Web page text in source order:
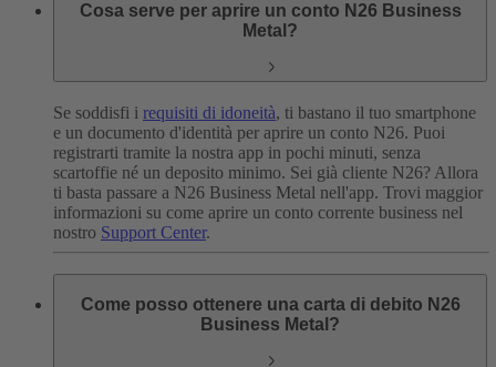
Cosa serve per aprire un conto N26 Business
Metal?
Se soddisfi i requisiti di idoneità, ti bastano il tuo smartphone
e un documento d'identità per aprire un conto N26. Puoi
registrarti tramite la nostra app in pochi minuti, senza
scartoffie né un deposito minimo. Sei già cliente N26? Allora
ti basta passare a N26 Business Metal nell'app. Trovi maggior
informazioni su come aprire un conto corrente business nel
nostro Support Center.
Come posso ottenere una carta di debito N26
Business Metal?